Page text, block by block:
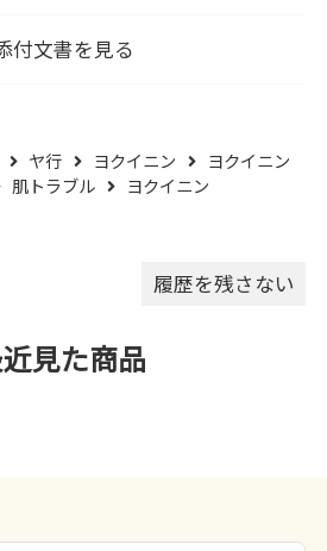
。
ください。（誤用の原因にな
５）水分が錠剤につきます
、変色または色むらを生じる
れないでください。
付文書を見る
ヤ行 ヨクイニン
ヨクイニン
肌トラブル ヨクイニン
履歴を残さない
見た商品